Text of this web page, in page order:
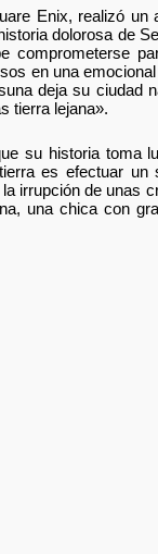
Enix, realizó
dolorosa de
comprometerse
en una
deja su ciudad
tierra lejana».
su historia toma
es efectuar
irrupción de unas
una chica con